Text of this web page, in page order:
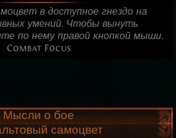
в доступное гнездо на
умений. Чтобы вынуть
по нему правой кнопкой мыши.
Combat Focus
Мысли о бое
самоцвет